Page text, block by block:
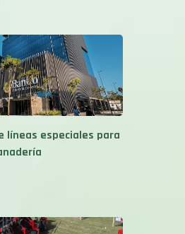
líneas especiales para